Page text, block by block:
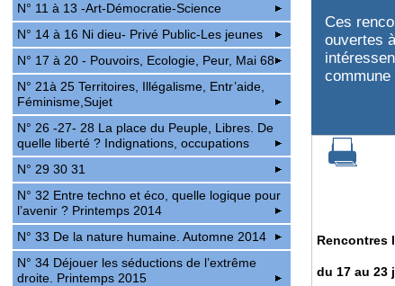
Ces
ouvertes
commune
Rencontres
du 17 au 23
N° 11 à 13 -Art-Démocratie-Science
N° 14 à 16 Ni dieu- Privé Public-Les jeunes
N° 17 à 20 - Pouvoirs, Ecologie, Peur, Mai 68
N° 21à 25 Territoires, Illégalisme, Entr’aide,
Féminisme,Sujet
N° 26 -27- 28 La place du Peuple, Libres. De
quelle liberté ? Indignations, occupations
N° 29 30 31
N° 32 Entre techno et éco, quelle logique pour
l’avenir ? Printemps 2014
N° 33 De la nature humaine. Automne 2014
N° 34 Déjouer les séductions de l’extrême
droite. Printemps 2015